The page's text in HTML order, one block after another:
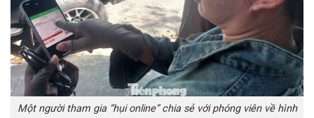
Một người tham gia “hụi online” chia sẻ với phóng viên về hình